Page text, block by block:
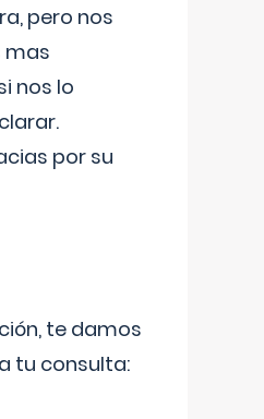
pero nos
mas
nos lo
por su
te damos
tu consulta: